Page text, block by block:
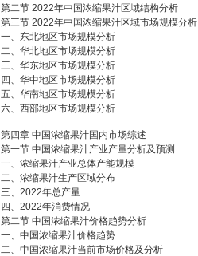
第二节 2022年中国浓缩果汁区域结构分析
第三节 2022年中国浓缩果汁区域市场规模分析
一、东北地区市场规模分析
二、华北地区市场规模分析
三、华东地区市场规模分析
四、华中地区市场规模分析
五、华南地区市场规模分析
六、西部地区市场规模分析
第四章 中国浓缩果汁国内市场综述
第一节 中国浓缩果汁产业产量分析及预测
一、浓缩果汁产业总体产能规模
二、浓缩果汁生产区域分布
三、2022年总产量
四、2022年消费情况
第二节 中国浓缩果汁价格趋势分析
一、中国浓缩果汁价格趋势
二、中国浓缩果汁当前市场价格及分析